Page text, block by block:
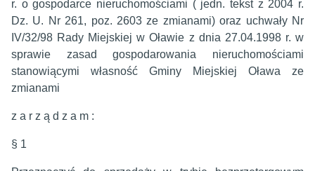
r. o gospodarce nieruchomościami ( jedn. tekst z 2004 r.
Dz. U. Nr 261, poz. 2603 ze zmianami) oraz uchwały Nr
IV/32/98 Rady Miejskiej w Oławie z dnia 27.04.1998 r. w
sprawie zasad gospodarowania nieruchomościami
stanowiącymi własność Gminy Miejskiej Oława ze
zmianami
z a r z ą d z a m :
§ 1